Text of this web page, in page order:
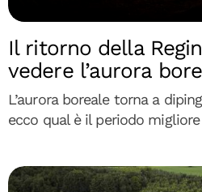
Il ritorno della
vedere l’aurora
L’aurora boreale torna a
ecco qual è il periodo